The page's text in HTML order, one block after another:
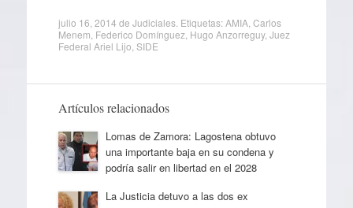
julio 16, 2014 de Judiciales. Etiquetas:AMIA, Carlos
Menem Federico Domínguez, Hugo Anzorreguy, Juez
Federal Ariel Lijo SIDE
Artículos relacionados
Lomas de Zamora: Lagostena obtuvo
una importante baja en su condena y
podría salir en libertad en el 2028
La Justicia detuvo a las dos ex